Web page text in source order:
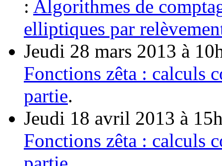
: Algorithmes de
elliptiques par
Jeudi 28 mars 2013 à
Fonctions zêta : calculs
partie.
Jeudi 18 avril 2013 à
Fonctions zêta : calculs